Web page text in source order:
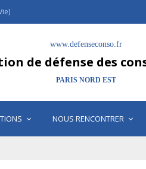
www.defenseconso.fr
de défense des
PARIS NORD EST
NOUS RENCONTRER